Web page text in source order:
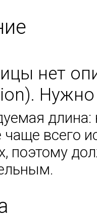
нет
длина:
всего
поэтому